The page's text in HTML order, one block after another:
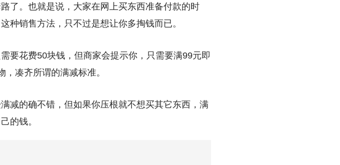
了。也就是说，大家在网上买东西准备付款的时
种销售方法，只不过是想让你多掏钱而已。
要花费50块钱，但商家会提示你，只需要满99元即
凑齐所谓的满减标准。
减的确不错，但如果你压根就不想买其它东西，满
的钱。